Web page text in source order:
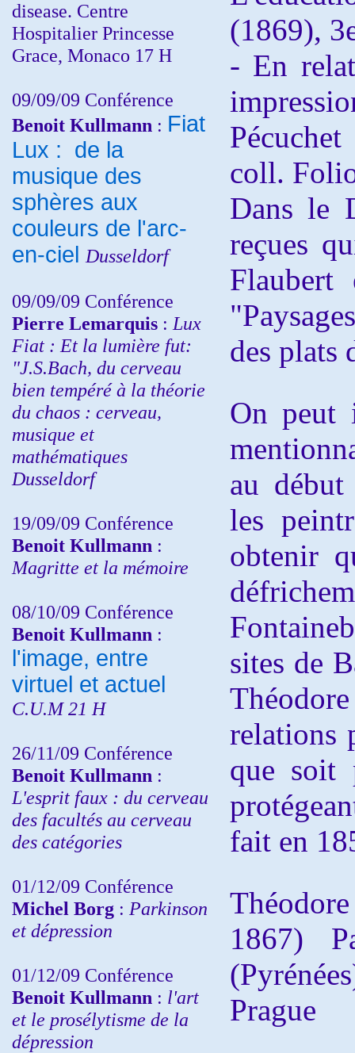
disease. Centre
Hospitalier Princesse
Grace, Monaco 17 H
09/09/09 Conférence
Benoit Kullmann : Fiat
Lux : de la
musique des
sphères aux
couleurs de l'arc-
en-ciel Dusseldorf
09/09/09 Conférence
Pierre Lemarquis : Lux
Fiat : Et la lumière fut:
"J.S.Bach, du cerveau
bien tempéré à la théorie
du chaos : cerveau,
musique et
mathématiques
Dusseldorf
19/09/09 Conférence
Benoit Kullmann :
Magritte et la mémoire
08/10/09 Conférence
Benoit Kullmann :
l'image, entre
virtuel et actuel
C.U.M 21 H
26/11/09 Conférence
Benoit Kullmann :
L'esprit faux : du cerveau
des facultés au cerveau
des catégories
01/12/09 Conférence
Michel Borg : Parkinson
et dépression
01/12/09 Conférence
Benoit Kullmann : l'art
et le prosélytisme de la
dépression
(1869),
- En
coll.
Dans le
reçues
des plats
On peut
au début
les
obtenir
sites de
relations
que soit
fait en
1867)
Prague